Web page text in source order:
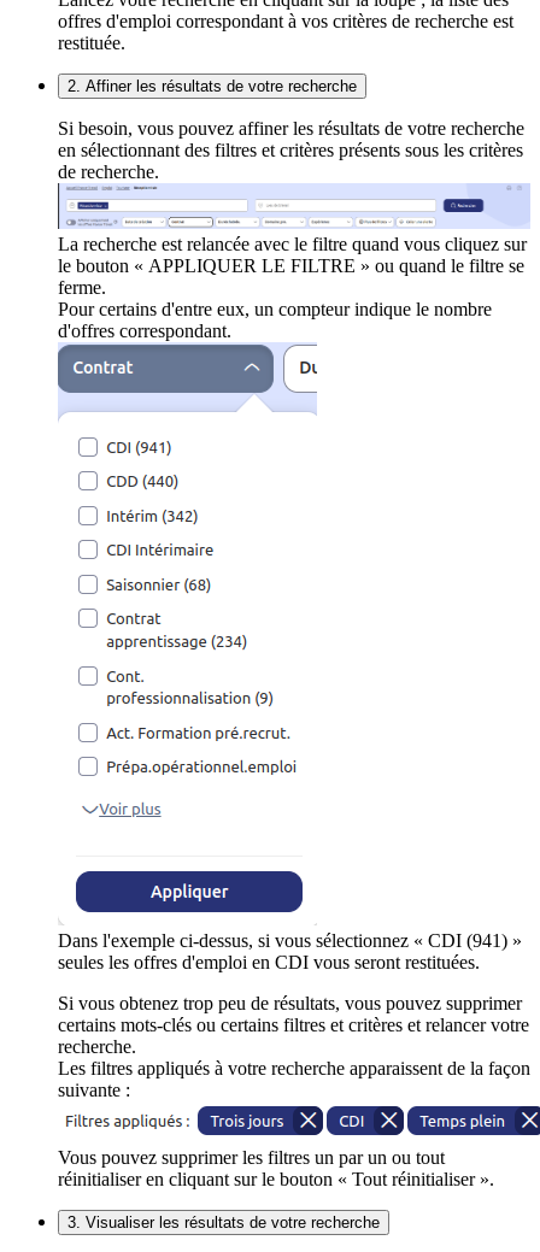
offres d'emploi correspondant à vos critères de recherche est
restituée.
2. Affiner les résultats de votre recherche
Si besoin, vous pouvez affiner les résultats de votre recherche
en sélectionnant des filtres et critères présents sous les critères
de recherche.
La recherche est relancée avec le filtre quand vous cliquez sur
le bouton « APPLIQUER LE FILTRE » ou quand le filtre se
ferme.
Pour certains d'entre eux, un compteur indique le nombre
d'offres correspondant.
Dans l'exemple ci-dessus, si vous sélectionnez « CDI (941) »
seules les offres d'emploi en CDI vous seront restituées.
Si vous obtenez trop peu de résultats, vous pouvez supprimer
certains mots-clés ou certains filtres et critères et relancer votre
recherche.
Les filtres appliqués à votre recherche apparaissent de la façon
suivante :
Vous pouvez supprimer les filtres un par un ou tout
réinitialiser en cliquant sur le bouton « Tout réinitialiser ».
3. Visualiser les résultats de votre recherche